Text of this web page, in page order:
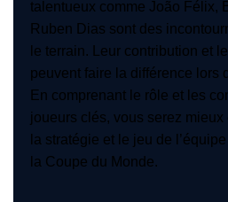
talentueux comme João Félix,
Ruben Dias sont des
le terrain. Leur contribution et
peuvent faire la différence lors
En comprenant le rôle et les
joueurs clés, vous serez
la stratégie et le jeu de
la Coupe du Monde.